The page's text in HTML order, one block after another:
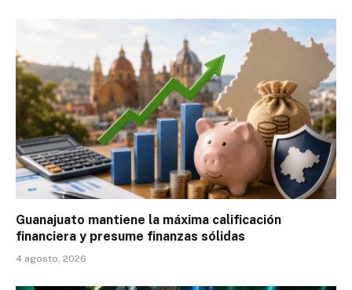
Guanajuato mantiene la máxima calificación
financiera y presume finanzas sólidas
4 agosto, 2026